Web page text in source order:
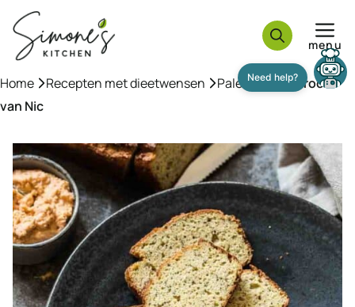
naar
inhoud
menu
Home »Recepten met dieetwensen »Paleo»Paleobrood
van Nic
Need help?